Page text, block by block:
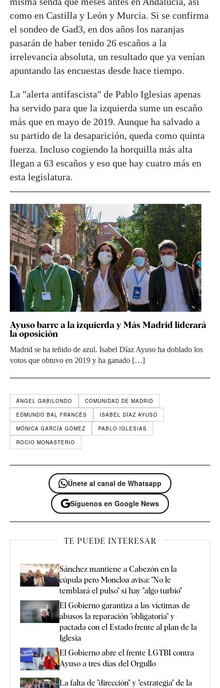
como en Castilla y León y Murcia. Si se confirma
el sondeo de Gad3, en dos años los naranjas
pasarán de haber tenido 26 escaños a la
irrelevancia absoluta, un resultado que ya venían
apuntando las encuestas desde hace tiempo.
La "alerta antifascista" de Pablo Iglesias apenas
ha servido para que la izquierda sume un escaño
más que en mayo de 2019. Aunque ha salvado a
su partido de la desaparición, queda como quinta
fuerza. Incluso cogiendo la horquilla más alta
llegan a 63 escaños y eso que hay cuatro más en
esta legislatura.
Ayuso barre a la izquierda y Más Madrid liderará
la oposición
Madrid se ha teñido de azul. Isabel Díaz Ayuso ha doblado los
votos que obtuvo en 2019 y ha ganado […]
ÁNGEL GABILONDO
COMUNIDAD DE MADRID
EDMUNDO BAL FRANCÉS
ISABEL DÍAZ AYUSO
MÓNICA GARCÍA GÓMEZ
PABLO IGLESIAS
ROCIO MONASTERIO
Únete al canal de Whatsapp
Síguenos en Google News
TE PUEDE INTERESAR
Sánchez mantiene a Cabezón en la
cúpula pero Moncloa avisa: "No le
temblará el pulso" si hay "algo turbio"
El Gobierno garantiza a las víctimas de
abusos la reparación "obligatoria" y
pactada con el Estado frente al plan de la
Iglesia
El Gobierno abre el frente LGTBI contra
Ayuso a tres días del Orgullo
La falta de "dirección" y "estrategia" de la